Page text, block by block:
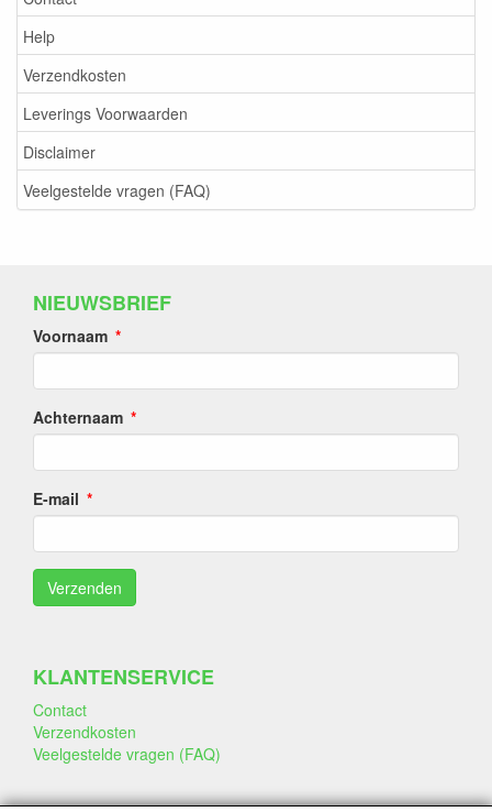
Help
Verzendkosten
Leverings Voorwaarden
Disclaimer
Veelgestelde vragen (FAQ)
NIEUWSBRIEF
Voornaam
Achternaam
E-mail
KLANTENSERVICE
Contact
Verzendkosten
Veelgestelde vragen (FAQ)